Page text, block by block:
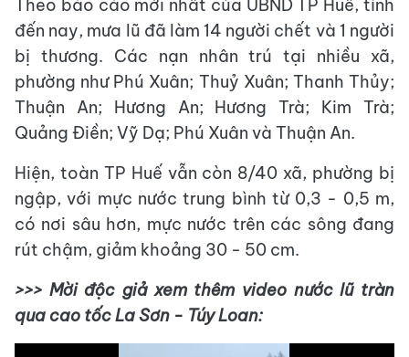
Theo báo cáo mới nhất của UBND TP Huế, tính
đến nay, mưa lũ đã làm 14 người chết và 1 người
bị thương. Các nạn nhân trú tại nhiều xã,
phường như Phú Xuân; Thuỷ Xuân; Thanh Thủy;
Thuận An; Hương An; Hương Trà; Kim Trà;
Quảng Điền; Vỹ Dạ; Phú Xuân và Thuận An.
Hiện, toàn TP Huế vẫn còn 8/40 xã, phường bị
ngập, với mực nước trung bình từ 0,3 - 0,5 m,
có nơi sâu hơn, mực nước trên các sông đang
rút chậm, giảm khoảng 30 - 50 cm.
>>> Mời độc giả xem thêm video nước lũ tràn
qua cao tốc La Sơn - Túy Loan: